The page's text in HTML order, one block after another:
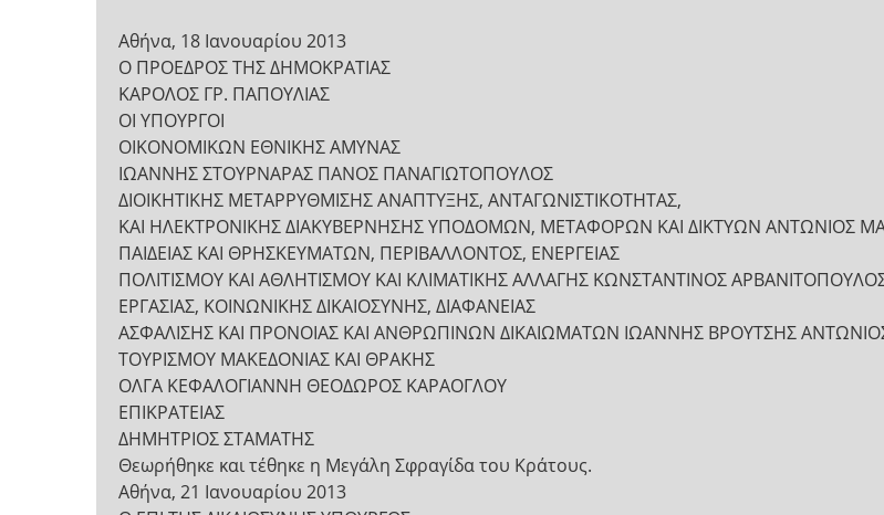
Αθήνα, 18 Ιανουαρίου 2013
Ο ΠΡΟΕΔΡΟΣ ΤΗΣ ΔΗΜΟΚΡΑΤΙΑΣ
ΚΑΡΟΛΟΣ ΓΡ. ΠΑΠΟΥΛΙΑΣ
ΟΙ ΥΠΟΥΡΓΟΙ
ΟΙΚΟΝΟΜΙΚΩΝ ΕΘΝΙΚΗΣ ΑΜΥΝΑΣ
ΙΩΑΝΝΗΣ ΣΤΟΥΡΝΑΡΑΣ ΠΑΝΟΣ ΠΑΝΑΓΙΩΤΟΠΟΥΛΟΣ
ΔΙΟΙΚΗΤΙΚΗΣ ΜΕΤΑΡΡΥΘΜΙΣΗΣ ΑΝΑΠΤΥΞΗΣ, ΑΝΤΑΓΩΝΙΣΤΙΚΟΤΗΤΑΣ,
ΚΑΙ ΗΛΕΚΤΡΟΝΙΚΗΣ ΔΙΑΚΥΒΕΡΝΗΣΗΣ ΥΠΟΔΟΜΩΝ, ΜΕΤΑΦΟΡΩΝ ΚΑΙ ΔΙΚΤΥΩΝ ΑΝΤΩΝΙΟΣ
ΠΑΙΔΕΙΑΣ ΚΑΙ ΘΡΗΣΚΕΥΜΑΤΩΝ, ΠΕΡΙΒΑΛΛΟΝΤΟΣ, ΕΝΕΡΓΕΙΑΣ
ΠΟΛΙΤΙΣΜΟΥ ΚΑΙ ΑΘΛΗΤΙΣΜΟΥ ΚΑΙ ΚΛΙΜΑΤΙΚΗΣ ΑΛΛΑΓΗΣ ΚΩΝΣΤΑΝΤΙΝΟΣ
ΕΡΓΑΣΙΑΣ, ΚΟΙΝΩΝΙΚΗΣ ΔΙΚΑΙΟΣΥΝΗΣ, ΔΙΑΦΑΝΕΙΑΣ
ΑΣΦΑΛΙΣΗΣ ΚΑΙ ΠΡΟΝΟΙΑΣ ΚΑΙ ΑΝΘΡΩΠΙΝΩΝ ΔΙΚΑΙΩΜΑΤΩΝ ΙΩΑΝΝΗΣ ΒΡΟΥΤΣΗΣ
ΤΟΥΡΙΣΜΟΥ ΜΑΚΕΔΟΝΙΑΣ ΚΑΙ ΘΡΑΚΗΣ
ΟΛΓΑ ΚΕΦΑΛΟΓΙΑΝΝΗ ΘΕΟΔΩΡΟΣ ΚΑΡΑΟΓΛΟΥ
ΕΠΙΚΡΑΤΕΙΑΣ
ΔΗΜΗΤΡΙΟΣ ΣΤΑΜΑΤΗΣ
Θεωρήθηκε και τέθηκε η Μεγάλη Σφραγίδα του Κράτους.
Αθήνα, 21 Ιανουαρίου 2013